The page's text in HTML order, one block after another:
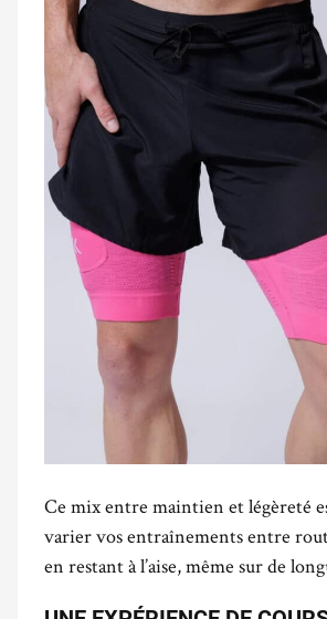
Ce mix entre maintien et légèreté
varier vos entraînements entre
en restant à l’aise, même sur de